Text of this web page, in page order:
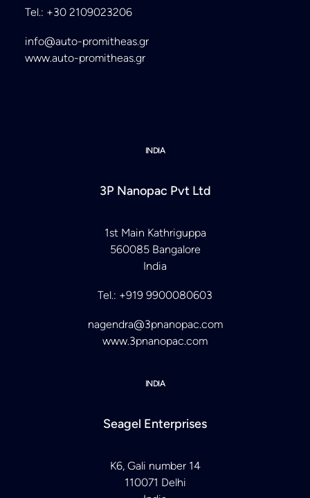
Tel.: +30 2109023206
info@auto-promitheas.gr
www.auto-promitheas.gr
INDIA
3P Nanopac Pvt Ltd
1st Main Kathriguppa
560085 Bangalore
India
Tel.: +919 9900080603
nagendra@3pnanopac.com
www.3pnanopac.com
INDIA
Seagel Enterprises
K6, Gali number 14
110071 Delhi